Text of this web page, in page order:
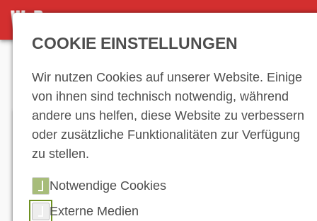
DETAILSEITE
COOKIE EINSTELLUNGEN
Wir nutzen Cookies auf unserer Website. Einige
von ihnen sind technisch notwendig, während
andere uns helfen, diese Website zu verbessern
oder zusätzliche Funktionalitäten zur Verfügung
zu stellen.
Notwendige Cookies
Externe Medien